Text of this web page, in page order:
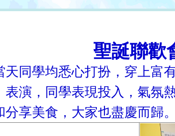
聖誕聯歡
同學均悉心打扮，穿上富
演，同學表現投入，氣氛
享美食，大家也盡慶而歸。